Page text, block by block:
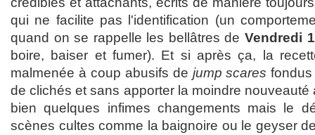
qui ne facilite pas l'identification (un
quand on se rappelle les bellâtres deVendredi
boire, baiser et fumer). Et si après ça, la
malmenée à coup abusifs de jump scares fondus
de clichés et sans apporter la moindre nouveauté
bien quelques infimes changements mais le
scènes cultes comme la baignoire ou le geyser